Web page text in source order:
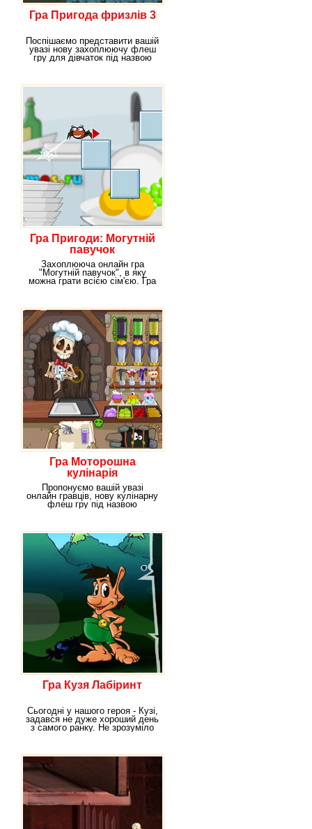
Гра Пригода фризлів 3
Поспішаємо представити вашій
увазі нову захоплюючу флеш
гру для дівчаток під назвою
Гра Пригоди: Могутній
павучок
Захоплююча онлайн гра
"Могутній павучок", в яку
можна грати всією сім'єю. Гра
Гра Моторошна
кулінарія
Пропонуємо вашій увазі
онлайн гравців, нову кулінарну
флеш гру під назвою
Гра Кузя Лабіринт
Сьогодні у нашого героя - Кузі,
задався не дуже хороший день
з самого ранку. Не зрозуміло